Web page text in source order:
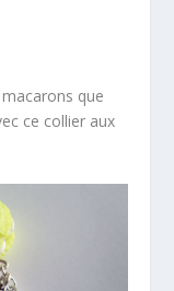
que
ce collier aux